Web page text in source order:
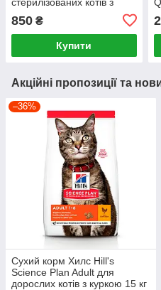
850 ₴
Купити
Акційні пропозиції та
–36%
Сухий корм Хилс Hill's
Science Plan Adult для
дорослих котів з куркою 15 кг